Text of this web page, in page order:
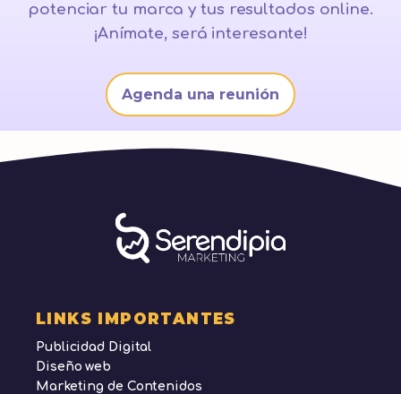
potenciar tu marca y tus resultados online.
¡Anímate, será interesante!
Agenda una reunión
LINKS IMPORTANTES
Publicidad Digital
Diseño web
Marketing de Contenidos